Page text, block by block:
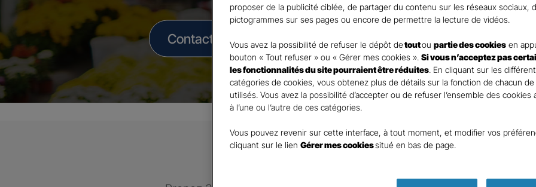
Contacter un Agent
DEMANDE DE DEVIS
proposer de la publicité ciblée, de partager du contenu sur les réseaux sociaux,
pictogrammes sur ses pages ou encore de permettre la lecture de vidéos.
Vous avez la possibilité de refuser le dépôt detoutou partie des cookies en
bouton « Tout refuser » ou « Gérer mes cookies ». Si vous n’acceptez pas
les fonctionnalités du site pourraient être réduites. En cliquant sur les
catégories de cookies, vous obtenez plus de détails sur la fonction de chacun
utilisés. Vous avez la possibilité d’accepter ou de refuser l’ensemble des cookies
à l’une ou l’autre de ces catégories.
Vous pouvez revenir sur cette interface, à tout moment, et modifier vos
cliquant sur le lien Gérer mes cookiessitué en bas de page.